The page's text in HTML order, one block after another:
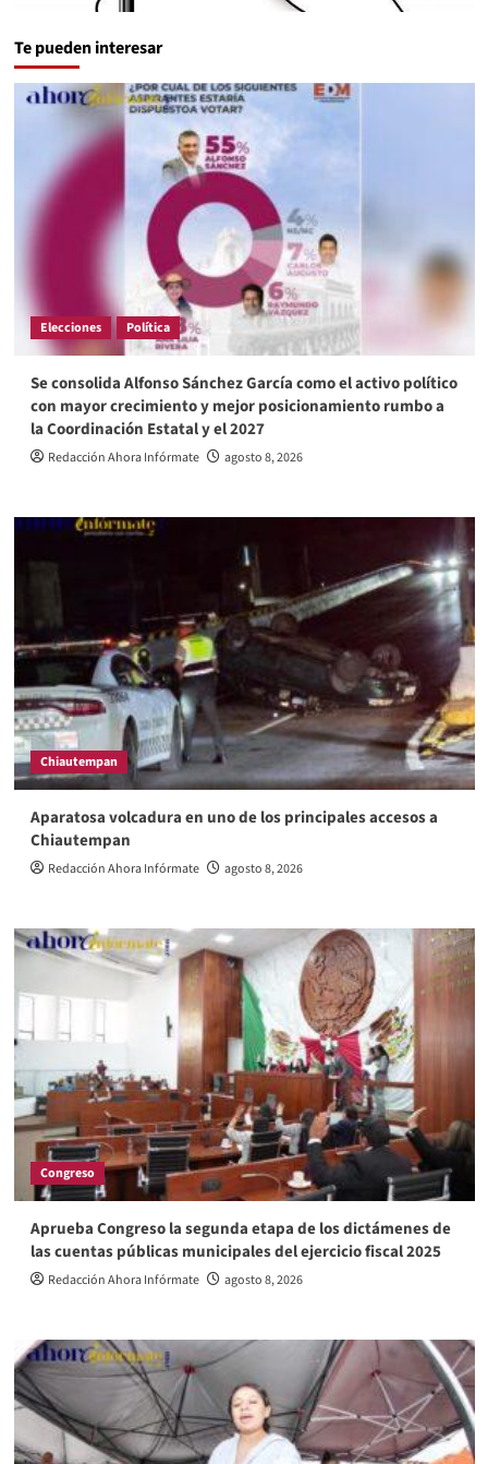
Te pueden interesar
Elecciones Política
Se consolida Alfonso Sánchez García como el activo político
con mayor crecimiento y mejor posicionamiento rumbo a
la Coordinación Estatal y el 2027
Redacción Ahora Infórmate agosto 8, 2026
Chiautempan
Aparatosa volcadura en uno de los principales accesos a
Chiautempan
Redacción Ahora Infórmate agosto 8, 2026
Congreso
Aprueba Congreso la segunda etapa de los dictámenes de
las cuentas públicas municipales del ejercicio fiscal 2025
Redacción Ahora Infórmate agosto 8, 2026